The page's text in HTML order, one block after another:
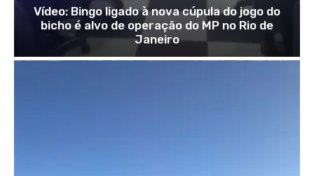
Vídeo: Bingo ligado à nova cúpula do jogo do
bicho é alvo de operação do MP no Rio de
Janeiro